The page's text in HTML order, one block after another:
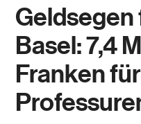
Geldsegen
Basel: 7,4
Franken